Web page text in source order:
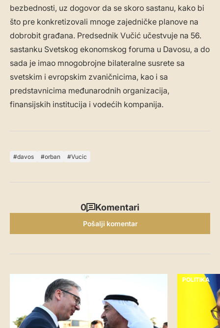
bezbednosti, uz dogovor da se skoro sastanu, kako bi
što pre konkretizovali mnoge zajedničke planove na
dobrobit građana. Predsednik Vučić učestvuje na 56.
sastanku Svetskog ekonomskog foruma u Davosu, a do
sada je imao mnogobrojne bilateralne susrete sa
svetskim i evropskim zvaničnicima, kao i sa
predstavnicima međunarodnih organizacija,
finansijskih institucija i vodećih kompanija.
davos orban Vucic
0 Komentari
Pošalji komentar
POLITIKA